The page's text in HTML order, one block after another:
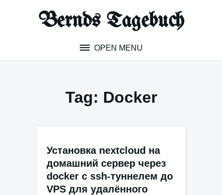
Bernds Tagebuch
OPEN MENU
Tag: Docker
Установка nextcloud на
домашний сервер через
docker с ssh-туннелем до
VPS для удалённого